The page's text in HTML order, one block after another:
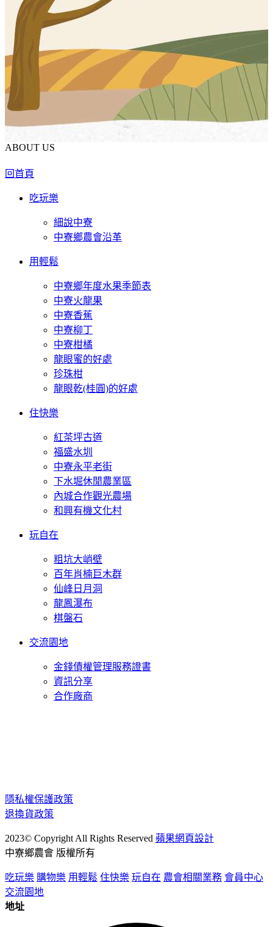
ABOUT US
回首頁
吃玩樂
細說中寮
中寮鄉農會沿革
用輕鬆
中寮鄉年度水果季節表
中寮火龍果
中寮香蕉
中寮柳丁
中寮柑橘
龍眼蜜的好處
珍珠柑
龍眼乾(桂圓)的好處
住快樂
紅茶坪古道
福盛水圳
中寮永平老街
下水堀休閒農業區
內城合作觀光農場
和興有機文化村
玩自在
粗坑大峭壁
百年肖楠巨木群
仙峰日月洞
龍鳳瀑布
棋盤石
交流園地
金錢債權管理服務證書
資訊分享
合作廠商
隱私權保護政策
退換貨政策
2023© Copyright All Rights Reserved 蘋果網頁設計
中寮鄉農會 版權所有
吃玩樂 購物樂 用輕鬆 住快樂 玩自在 農會相關業務 會員中心
交流園地
地址